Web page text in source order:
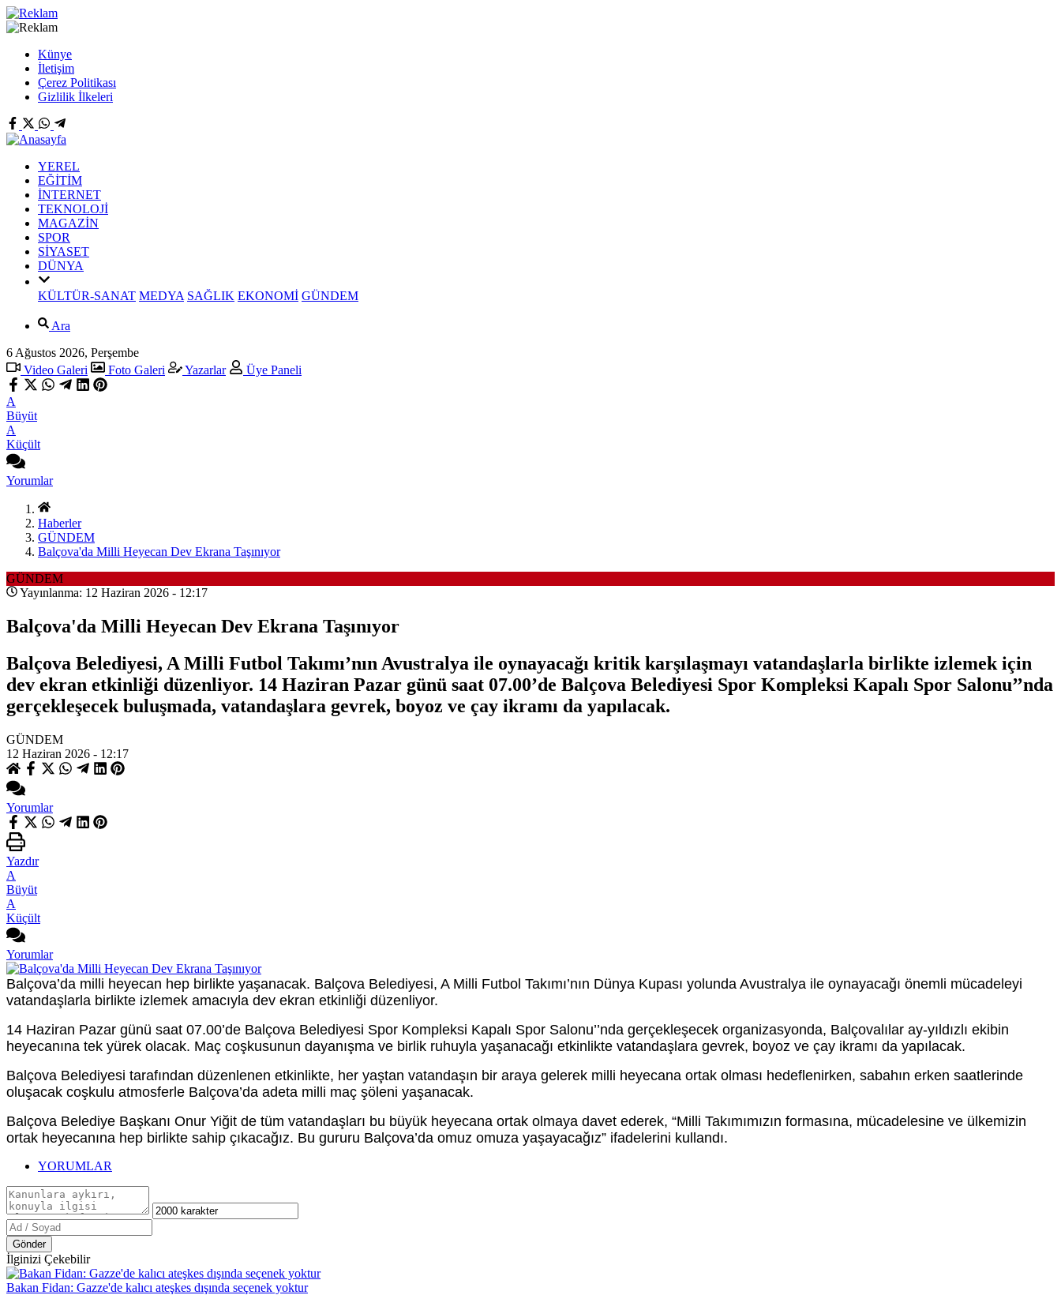
Künye
İletişim
Çerez Politikası
Gizlilik İlkeleri
YEREL
EĞİTİM
İNTERNET
TEKNOLOJİ
MAGAZİN
SPOR
SİYASET
DÜNYA
KÜLTÜR-SANAT MEDYA SAĞLIK EKONOMİ GÜNDEM
Ara
6 Ağustos 2026, Perşembe
Video Galeri
Foto Galeri Yazarlar Üye Paneli
A
Büyüt
A
Küçült
Yorumlar
Haberler
GÜNDEM
Balçova'da Milli Heyecan Dev Ekrana Taşınıyor
GÜNDEM
Yayınlanma: 12 Haziran 2026 - 12:17
Balçova'da Milli Heyecan Dev Ekrana Taşınıyor
Balçova Belediyesi, A Milli Futbol Takımı’nın Avustralya ile oynayacağı kritik karşılaşmayı vatandaşlarla birlikte izlemek için
dev ekran etkinliği düzenliyor. 14 Haziran Pazar günü saat 07.00’de Balçova Belediyesi Spor Kompleksi Kapalı Spor Salonu’’nda
gerçekleşecek buluşmada, vatandaşlara gevrek, boyoz ve çay ikramı da yapılacak.
GÜNDEM
12 Haziran 2026 - 12:17
Yorumlar
Yazdır
A
Büyüt
A
Küçült
Yorumlar
Balçova’da milli heyecan hep birlikte yaşanacak. Balçova Belediyesi, A Milli Futbol Takımı’nın Dünya Kupası yolunda Avustralya ile oynayacağı önemli mücadeleyi
vatandaşlarla birlikte izlemek amacıyla dev ekran etkinliği düzenliyor.
14 Haziran Pazar günü saat 07.00’de Balçova Belediyesi Spor Kompleksi Kapalı Spor Salonu’’nda gerçekleşecek organizasyonda, Balçovalılar ay-yıldızlı ekibin
heyecanına tek yürek olacak. Maç coşkusunun dayanışma ve birlik ruhuyla yaşanacağı etkinlikte vatandaşlara gevrek, boyoz ve çay ikramı da yapılacak.
Balçova Belediyesi tarafından düzenlenen etkinlikte, her yaştan vatandaşın bir araya gelerek milli heyecana ortak olması hedeflenirken, sabahın erken saatlerinde
oluşacak coşkulu atmosferle Balçova’da adeta milli maç şöleni yaşanacak.
Balçova Belediye Başkanı Onur Yiğit de tüm vatandaşları bu büyük heyecana ortak olmaya davet ederek, “Milli Takımımızın formasına, mücadelesine ve ülkemizin
ortak heyecanına hep birlikte sahip çıkacağız. Bu gururu Balçova’da omuz omuza yaşayacağız” ifadelerini kullandı.
YORUMLAR
Gönder
İlginizi Çekebilir
Bakan Fidan: Gazze'de kalıcı ateşkes dışında seçenek yoktur